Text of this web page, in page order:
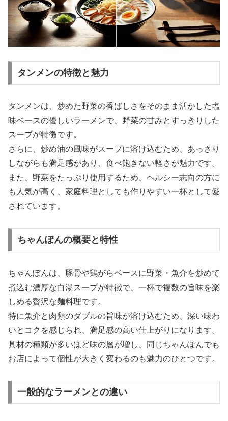
タンメンの特徴と魅力
タンメンは、炒めた野菜の香ばしさをそのまま活かした塩
味ベースの優しいラーメンで、野菜の甘みとすっきりした
スープが特徴です。
さらに、炒め油の風味がスープに溶け込むため、あっさり
しながらも満足感があり、食べ飽きない軽さが魅力です。
また、野菜をたっぷり使用するため、ヘルシー志向の方に
も人気が高く、家庭料理としても作りやすい一杯として愛
されています。
ちゃんぽんの概要と特性
ちゃんぽんは、豚骨や鶏がらベースに野菜・魚介を炒めて
煮込む濃厚な白湯スープが特徴で、一杯で複数の旨味を楽
しめる贅沢な麺料理です。
特に魚介と肉類のダブルの旨味が溶け込むため、深い味わ
いとコクを感じられ、満足感の高い仕上がりになります。
具材の種類が多いほど味の層が増し、同じちゃんぽんでも
お店によって個性が大きく変わるのも魅力のひとつです。
一般的なラーメンとの違い